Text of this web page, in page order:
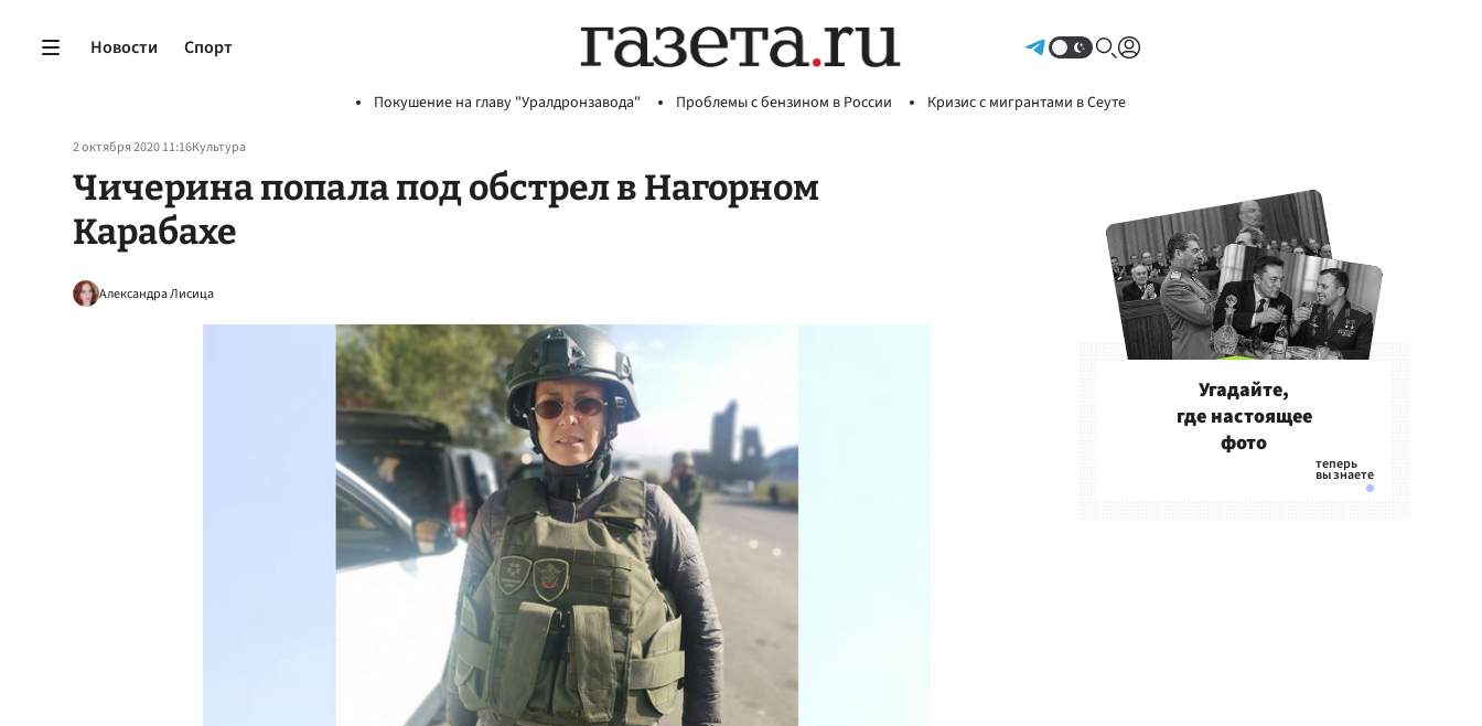
Новости Спорт
Покушение на главу "Уралдронзавода" Проблемы с бензином в России Кризис с мигрантами в Сеуте
2 октября 2020 11:16Культура
Чичерина попала под обстрел в Нагорном
Карабахе
Александра Лисица
Угадайте,
где настоящее
фото